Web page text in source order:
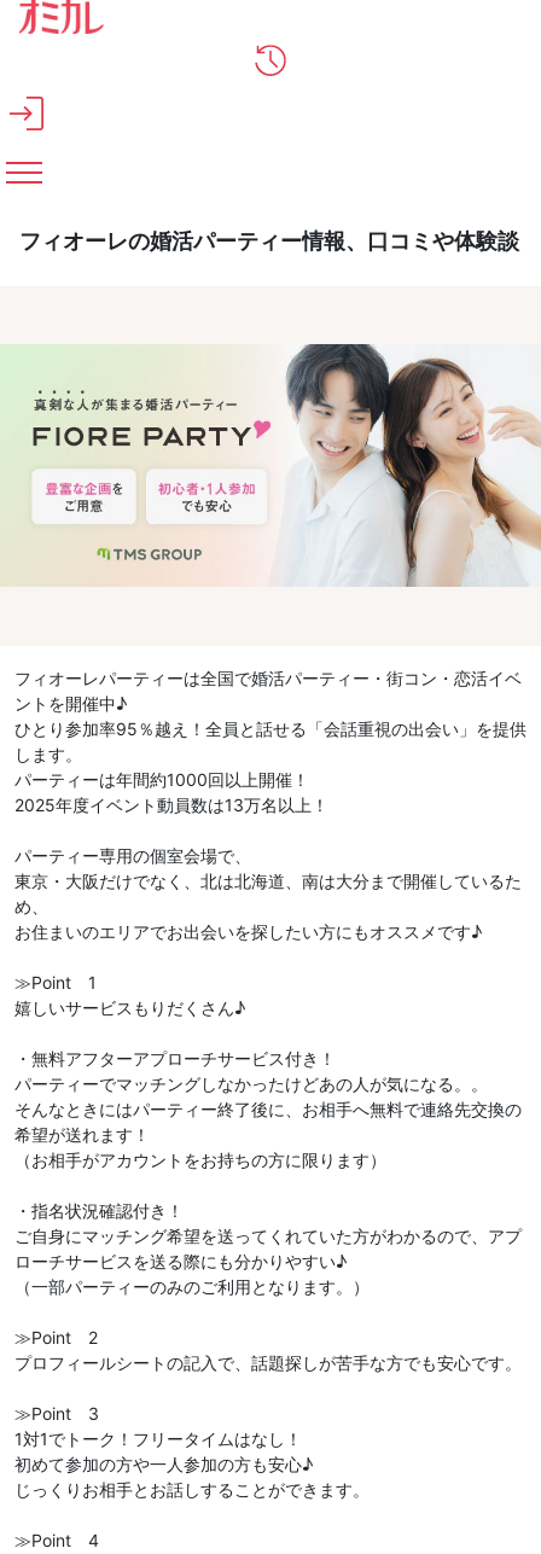
メインコンテンツへスキップ
フィオーレの婚活パーティー情報、口コミや体験談
フィオーレパーティーは全国で婚活パーティー・街コン・恋活イベ
ントを開催中♪
ひとり参加率95％越え！全員と話せる「会話重視の出会い」を提供
します。
パーティーは年間約1000回以上開催！
2025年度イベント動員数は13万名以上！
パーティー専用の個室会場で、
東京・大阪だけでなく、北は北海道、南は大分まで開催しているた
め、
お住まいのエリアでお出会いを探したい方にもオススメです♪
≫Point 1
嬉しいサービスもりだくさん♪
・無料アフターアプローチサービス付き！
パーティーでマッチングしなかったけどあの人が気になる。。
そんなときにはパーティー終了後に、お相手へ無料で連絡先交換の
希望が送れます！
（お相手がアカウントをお持ちの方に限ります）
・指名状況確認付き！
ご自身にマッチング希望を送ってくれていた方がわかるので、アプ
ローチサービスを送る際にも分かりやすい♪
（一部パーティーのみのご利用となります。）
≫Point 2
プロフィールシートの記入で、話題探しが苦手な方でも安心です。
≫Point 3
1対1でトーク！フリータイムはなし！
初めて参加の方や一人参加の方も安心♪
じっくりお相手とお話しすることができます。
≫Point 4